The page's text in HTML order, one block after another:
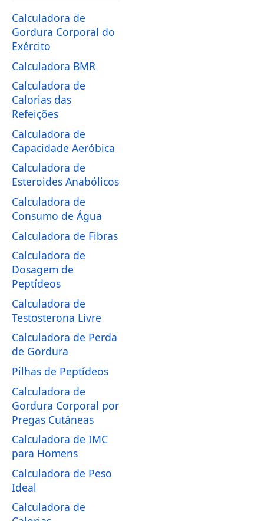
Calculadora de
Gordura Corporal do
Exército
Calculadora BMR
Calculadora de
Calorias das
Refeições
Calculadora de
Capacidade Aeróbica
Calculadora de
Esteroides Anabólicos
Calculadora de
Consumo de Água
Calculadora de Fibras
Calculadora de
Dosagem de
Peptídeos
Calculadora de
Testosterona Livre
Calculadora de Perda
de Gordura
Pilhas de Peptídeos
Calculadora de
Gordura Corporal por
Pregas Cutâneas
Calculadora de IMC
para Homens
Calculadora de Peso
Ideal
Calculadora de